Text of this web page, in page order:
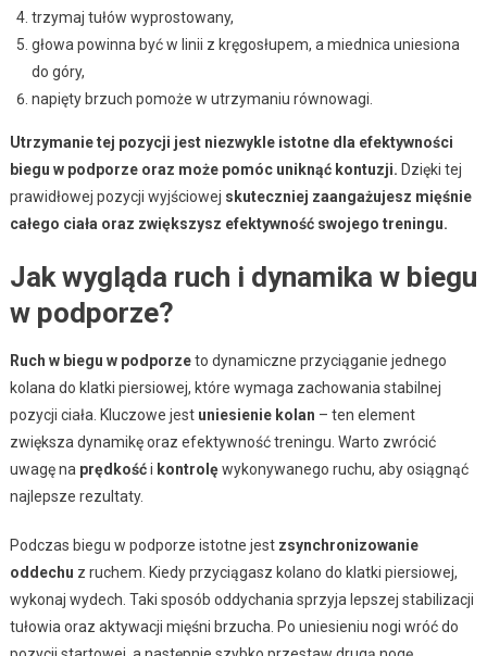
trzymaj tułów wyprostowany,
głowa powinna być w linii z kręgosłupem, a miednica uniesiona
do góry,
napięty brzuch pomoże w utrzymaniu równowagi.
Utrzymanie tej pozycji jest niezwykle istotne dla efektywności
biegu w podporze oraz może pomóc uniknąć kontuzji. Dzięki tej
prawidłowej pozycji wyjściowej skuteczniej zaangażujesz mięśnie
całego ciała oraz zwiększysz efektywność swojego treningu.
Jak wygląda ruch i dynamika w biegu
w podporze?
Ruch w biegu w podporzeto dynamiczne przyciąganie jednego
kolana do klatki piersiowej, które wymaga zachowania stabilnej
pozycji ciała. Kluczowe jest uniesienie kolan – ten element
zwiększa dynamikę oraz efektywność treningu. Warto zwrócić
uwagę na prędkośći kontrolęwykonywanego ruchu, aby osiągnąć
najlepsze rezultaty.
Podczas biegu w podporze istotne jest zsynchronizowanie
oddechu z ruchem. Kiedy przyciągasz kolano do klatki piersiowej,
wykonaj wydech. Taki sposób oddychania sprzyja lepszej stabilizacji
tułowia oraz aktywacji mięśni brzucha. Po uniesieniu nogi wróć do